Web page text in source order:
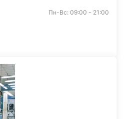
Пн-Вс: 09:00 - 21:00